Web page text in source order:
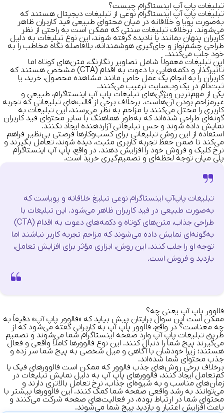
تبلیغات پاپ آپ اینستاگرام چیست؟
تبلیغات پاپ آپ اینستاگرام نوعی از تبلیغات دیجیتال هستند که
به‌صورت پویا و خلاقانه در میان محتوای طبیعی فید کاربران ظاهر
می‌شوند. برخلاف تبلیغات سنتی که ممکن است به راحتی از نظر
کاربران پنهان بمانند یا نادیده گرفته شوند، این نوع تبلیغات به دلیل
طراحی چشم‌نواز و جای‌گیری هوشمندانه، بلافاصله نگاه مخاطب را به
خود جلب می‌کنند.
این تبلیغات معمولاً شامل تصاویر رنگارنگ، متن‌های کوتاه اما
تأثیرگذار و دکمه‌هایی با دعوت به اقدام (CTA) مشخص هستند که
کاربران را به انجام یک عمل خاص مانند مشاهده محصول، خرید، یا
ثبت‌نام در یک وب‌سایت ترغیب می‌کنند.
یکی از مهم‌ترین ویژگی‌های تبلیغات پاپ آپ اینستاگرام، طبیعی و
غیرمزاحم بودن آن‌هاست. برخلاف برخی از قالب‌های تبلیغاتی که تجربه
کاربری را مختل می‌کنند یا مزاحم به نظر می‌رسند، این تبلیغات به
گونه‌ای طراحی شده‌اند که به‌طور هماهنگ با سایر محتوای فید کاربران
نمایش داده شوند و حس تبلیغاتی آزاردهنده ایجاد نکنند.
استفاده از این روش تبلیغاتی برای کسب‌وکارها فرصتی بی‌نظیر فراهم
می‌کند تا ضمن حفظ تجربه کاربری مثبت، دیده شوند، تعامل بگیرند و
نرخ کلیک و فروش خود را افزایش دهند. در واقع، پاپ آپ اینستاگرام
پلی میان توجه لحظه‌ای و تصمیم‌گیری خرید است.
تبلیغات پاپ‌آپ اینستاگرام نوعی تبلیغ خلاقانه و پویاست که
به‌صورت طبیعی در فید کاربران ظاهر می‌شود. این تبلیغات با
طراحی جذاب، متن‌های کوتاه و دکمه‌های دعوت به اقدام (CTA)
به‌گونه‌ای نمایش داده می‌شوند که مزاحم تجربه کاربر نباشند اما
توجه او را جلب کنند. این روش، ابزاری مؤثر برای افزایش تعامل،
بازدید و فروش است.
فالوور پاپ آپ یعنی چه؟
ممکن است این سوال برایتان پیش بیاید که «فالوور پاپ آپ» دقیقاً به
چه معناست؟ در واقع، فالوور پاپ آپ به کاربرانی گفته می‌شود که از
طریق تبلیغات پاپ آپ وارد صفحه اینستاگرام شما می‌شوند و تصمیم
می‌گیرند پیج شما را دنبال کنند. این نوع فالوورها کاملاً واقعی و فعال
هستند؛ زیرا خودشان با آگاهی و میل شخصی به پیج شما سر زده و
جذب محتوای شما شده‌اند.
برخلاف برخی روش‌های جذب فالوور که ممکن است فالوورهای فیک یا
کم‌تعامل ایجاد کنند، فالوورهای پاپ آپ به دلیل نمایش تبلیغات در
زمان‌های مناسب و به شیوه‌ای جذاب، نرخ تعامل بالاتری دارند و
می‌توانند به رشد واقعی صفحه شما کمک کنند. این فالوورها بیشتر با
محتوای شما در ارتباط بوده، در فعالیت‌های صفحه شرکت می‌کنند و
باعث افزایش اعتبار و بازدید پیج شما می‌شوند.